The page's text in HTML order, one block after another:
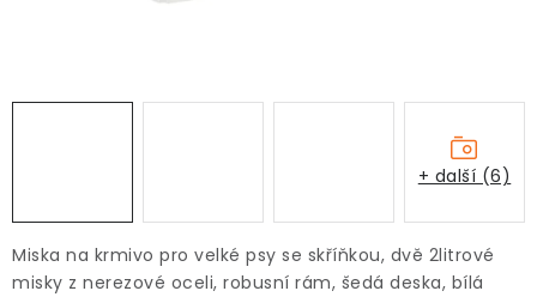
Miska na krmivo pro velké psy se skříňkou, dvě 2litrové
misky z nerezové oceli, robusní rám, šedá deska, bílá
+ další (6)